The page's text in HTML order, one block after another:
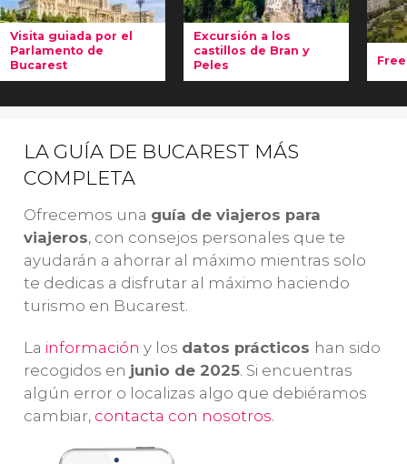
Visita guiada por el
Parlamento de
Bucarest
Bucarest
recorreremos
más
importantes e
icónicas del
edificio
administrativo
mundo.
Excursión a los
castillos de Bran y
Peles
Transilvania y
desde Bucarest
que os
permitirá visitar
los famosos
LA GUÍA DE BUCAREST MÁS
COMPLETA
Ofrecemos una guía de viajeros para
viajeros, con consejos personales que te
ayudarán a ahorrar al máximo mientras solo
te dedicas a disfrutar al máximo haciendo
turismo en Bucarest.
La información y los datos prácticos han sido
recogidos en junio de 2025. Si encuentras
algún error o localizas algo que debiéramos
cambiar, contacta con nosotros.